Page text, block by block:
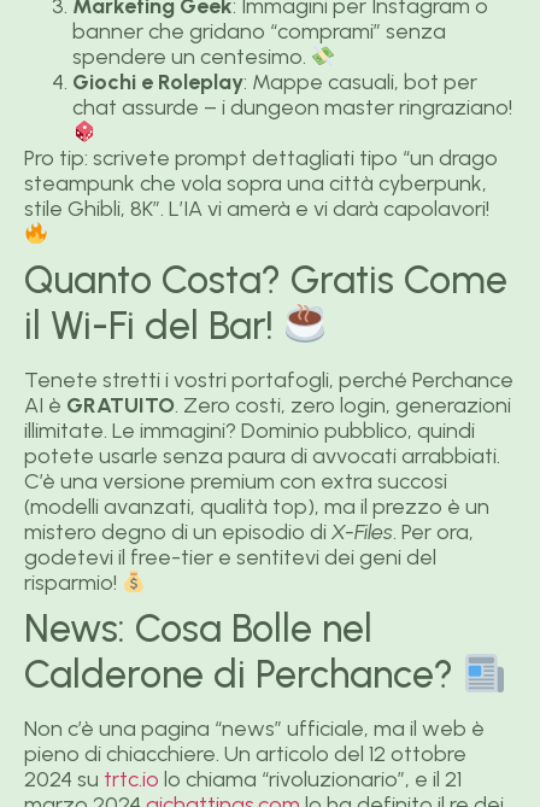
Marketing Geek: Immagini per Instagram o
banner che gridano “comprami” senza
spendere un centesimo.
Giochi e Roleplay: Mappe casuali, bot per
chat assurde – i dungeon master ringraziano!
Pro tip: scrivete prompt dettagliati tipo “un drago
steampunk che vola sopra una città cyberpunk,
stile Ghibli, 8K”. L’IA vi amerà e vi darà capolavori!
Quanto Costa? Gratis Come
il Wi-Fi del Bar!
Tenete stretti i vostri portafogli, perché Perchance
AI è GRATUITO. Zero costi, zero login, generazioni
illimitate. Le immagini? Dominio pubblico, quindi
potete usarle senza paura di avvocati arrabbiati.
C’è una versione premium con extra succosi
(modelli avanzati, qualità top), ma il prezzo è un
mistero degno di un episodio diX-Files. Per ora,
godetevi il free-tier e sentitevi dei geni del
risparmio!
News: Cosa Bolle nel
Calderone di Perchance?
Non c’è una pagina “news” ufficiale, ma il web è
pieno di chiacchiere. Un articolo del 12 ottobre
2024 su trtc.io lo chiama “rivoluzionario”, e il 21